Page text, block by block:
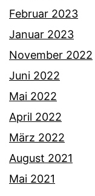
Februar 2023
Januar 2023
November 2022
Juni 2022
Mai 2022
April 2022
März 2022
August 2021
Mai 2021